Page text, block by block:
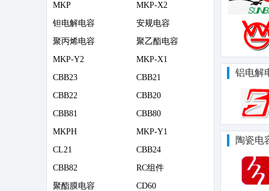
MKP
MKP-X2
钽电解电容
安规电容
聚丙烯电容
聚乙酯电容
MKP-Y2
MKP-X1
CBB23
CBB21
CBB22
CBB20
CBB81
CBB80
MKPH
MKP-Y1
CL21
CBB24
CBB82
RC组件
聚酯膜电容
CD60
铝电解
陶瓷电